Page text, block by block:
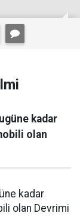
kadar
olan
kadar
Devrimi